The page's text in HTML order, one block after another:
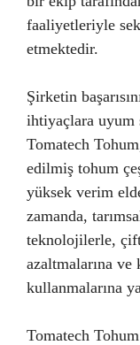
faaliyetleriyle
etmektedir.
Şirketin
ihtiyaçlara uyum
Tomatech
edilmiş tohum
yüksek verim
zamanda,
teknolojilerle,
azaltmalarına
kullanmalarına
Tomatech